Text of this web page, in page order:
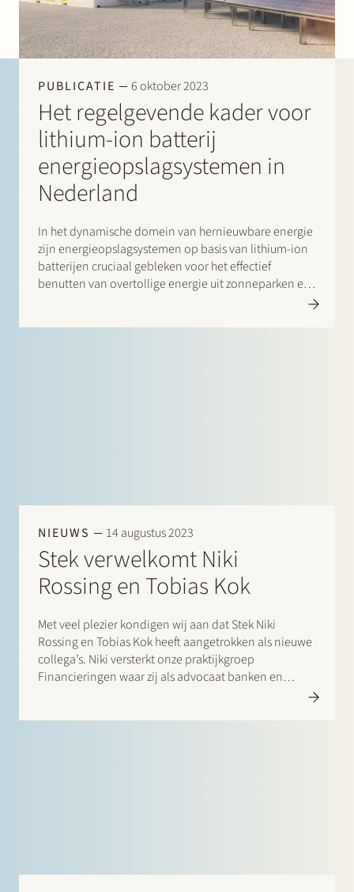
PUBLICATIE 6 oktober 2023
Het regelgevende kader voor
lithium-ion batterij
energieopslagsystemen in
Nederland
In het dynamische domein van hernieuwbare energie
zijn energieopslagsystemen op basis van lithium-ion
batterijen cruciaal gebleken voor het effectief
benutten van overtollige energie uit zonneparken en
windturbines. Deze systemen bieden een strategische
NIEUWS 14 augustus 2023
Stek verwelkomt Niki
Rossing en Tobias Kok
Met veel plezier kondigen wij aan dat Stek Niki
Rossing en Tobias Kok heeft aangetrokken als nieuwe
collega’s. Niki versterkt onze praktijkgroep
Financieringen waar zij als advocaat banken en
Werken bij Stek